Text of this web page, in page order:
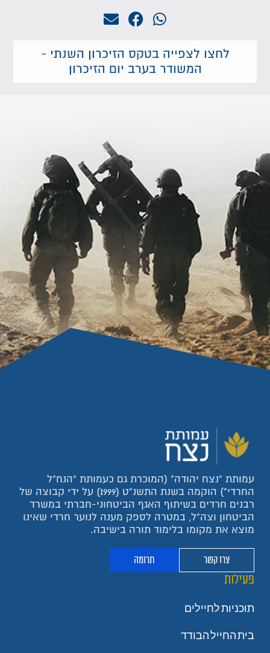
לחצו לצפייה בטקס הזיכרון השנתי -
המשודר בערב יום הזיכרון
עמותת "נצח יהודה" (המוכרת גם כעמותת "הנח"ל
החרדי") הוקמה בשנת התשנ"ט (1999) על ידי קבוצה של
רבנים חרדים בשיתוף האגף הביטחוני-חברתי במשרד
הביטחון וצה"ל, במטרה לספק מענה לנוער חרדי שאינו
מוצא את מקומו בלימוד תורה בישיבה.
צרו קשר תרומה
פעילות
תוכניות לחיילים
בית החייל הבודד